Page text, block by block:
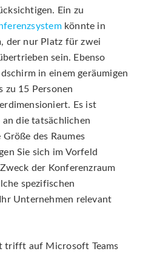
Ein zu
könnte in
der nur Platz für zwei
sein. Ebenso
in einem geräumigen
zu 15 Personen
Es ist
die tatsächlichen
des Raumes
Sie sich im Vorfeld
der Konferenzraum
spezifischen
Unternehmen relevant